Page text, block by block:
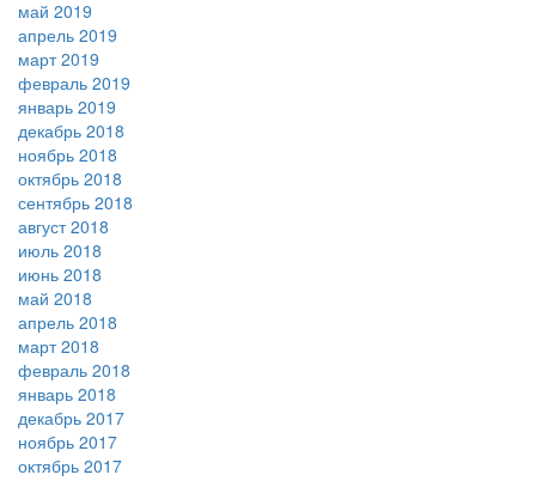
май 2019
апрель 2019
март 2019
февраль 2019
январь 2019
декабрь 2018
ноябрь 2018
октябрь 2018
сентябрь 2018
август 2018
июль 2018
июнь 2018
май 2018
апрель 2018
март 2018
февраль 2018
январь 2018
декабрь 2017
ноябрь 2017
октябрь 2017